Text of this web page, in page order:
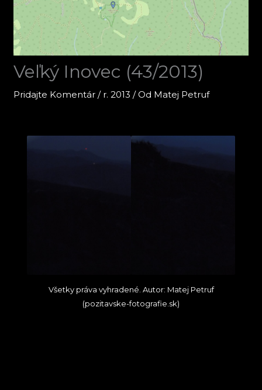
Veľký Inovec (43/2013)
Pridajte Komentár / r. 2013 / Od Matej Petruf
Všetky práva vyhradené. Autor: Matej Petruf
(pozitavske-fotografie.sk)